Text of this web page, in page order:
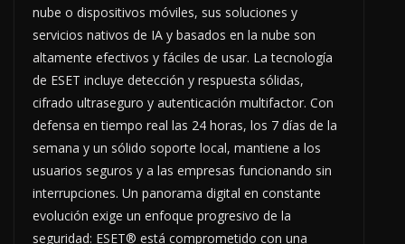
nube o dispositivos móviles, sus soluciones y
servicios nativos de IA y basados en la nube son
altamente efectivos y fáciles de usar. La tecnología
de ESET incluye detección y respuesta sólidas,
cifrado ultraseguro y autenticación multifactor. Con
defensa en tiempo real las 24 horas, los 7 días de la
semana y un sólido soporte local, mantiene a los
usuarios seguros y a las empresas funcionando sin
interrupciones. Un panorama digital en constante
evolución exige un enfoque progresivo de la
seguridad: ESET® está comprometido con una